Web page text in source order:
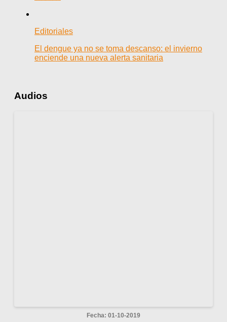
Editoriales
El dengue ya no se toma descanso: el invierno
enciende una nueva alerta sanitaria
Audios
Fecha: 01-10-2019